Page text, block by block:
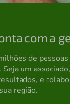
com a
de pessoas
um
e
região.